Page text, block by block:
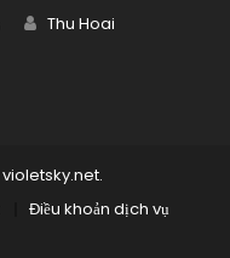
Author
Thu Hoai
violetsky.net.
Điều khoản dịch vụ